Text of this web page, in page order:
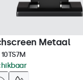
Metaal
10TS7M